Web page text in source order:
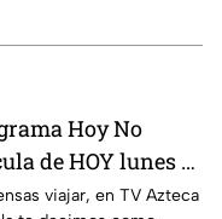
Hoy No
de HOY lunes 10
de 2026
viajar, en TV Azteca